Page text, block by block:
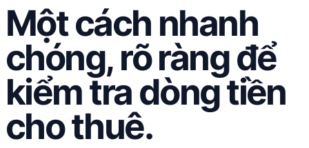
NỘP ĐƠN NGAY
Một cách nhanh
chóng, rõ ràng để
kiểm tra dòng tiền
cho thuê.